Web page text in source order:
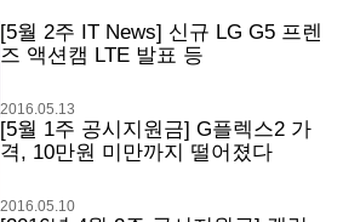
[5월 2주 IT News] 신규 LG G5 프렌
즈 액션캠 LTE 발표 등
2016.05.13
[5월 1주 공시지원금] G플렉스2 가
격, 10만원 미만까지 떨어졌다
2016.05.10